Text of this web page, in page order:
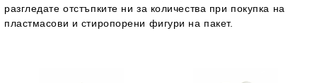
разгледате отстъпките ни за количества при покупка на
пластмасови и стиропорени фигури на пакет.